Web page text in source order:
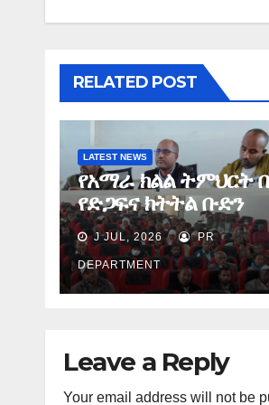
RELATED POST
LATEST NEWS
የአማራ ክልል ትምህርት
የድጋፍና ክትትል ቡድን
የማጠቃለያ ግብረ መልስ
J JUL, 2026 PR
DEPARTMENT
Leave a Reply
Your email address will not be